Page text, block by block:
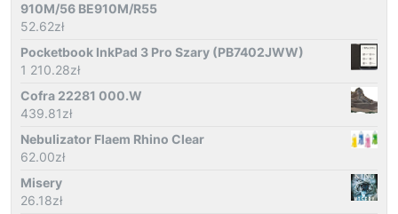
910M/56 BE910M/R55
52.62zł
Pocketbook InkPad 3 Pro Szary (PB7402JWW)
1 210.28zł
Cofra 22281 000.W
439.81zł
Nebulizator Flaem Rhino Clear
62.00zł
Misery
26.18zł